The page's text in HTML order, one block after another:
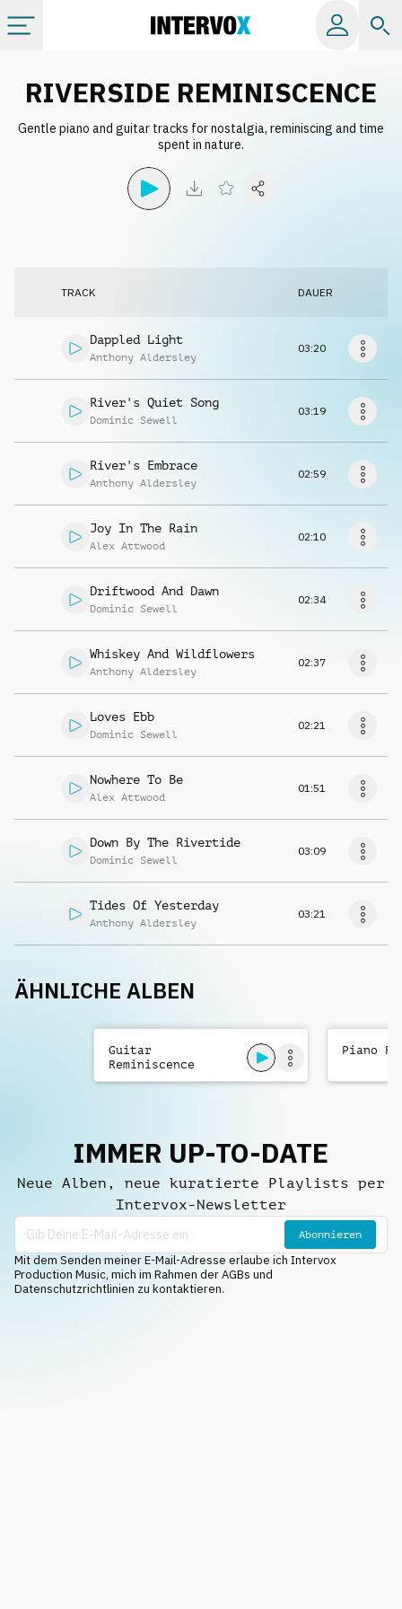
Alle Alben
Lizenzen
Info
Musikanfrage
RIVERSIDE REMINISCENCE
Gentle piano and guitar tracks for nostalgia, reminiscing and time
spent in nature.
TRACK DAUER
Dappled Light
Anthony Aldersley
03:20
River's Quiet Song
Dominic Sewell
03:19
River's Embrace
Anthony Aldersley
02:59
Joy In The Rain
Alex Attwood
02:10
Driftwood And Dawn
Dominic Sewell
02:34
Whiskey And Wildflowers
Anthony Aldersley
02:37
Loves Ebb
Dominic Sewell
02:21
Nowhere To Be
Alex Attwood
01:51
Down By The Rivertide
Dominic Sewell
03:09
Tides Of Yesterday
Anthony Aldersley
03:21
ÄHNLICHE ALBEN
Guitar
Reminiscence
Piano
IMMER UP-TO-DATE
Neue Alben, neue kuratierte Playlists per
Intervox-Newsletter
Abonnieren
Mit dem Senden meiner E-Mail-Adresse erlaube ich Intervox
Production Music, mich im Rahmen der AGBs und
Datenschutzrichtlinien zu kontaktieren.